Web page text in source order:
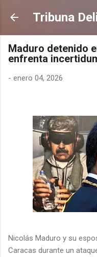
Ir al
Tribuna
Maduro detenido
enfrenta
- enero 04, 2026
Nicolás Maduro y su
Caracas durante un